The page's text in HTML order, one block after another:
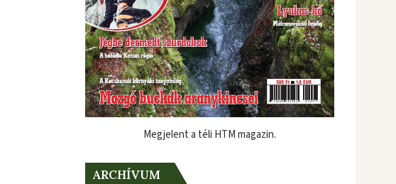
Megjelent a téli HTM magazin.
ARCHÍVUM